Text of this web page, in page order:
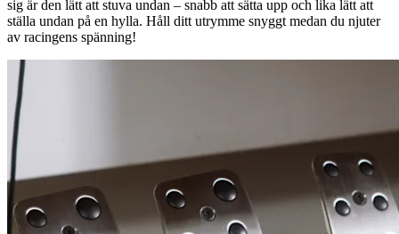
sig är den lätt att stuva undan – snabb att sätta upp och lika lätt att
ställa undan på en hylla. Håll ditt utrymme snyggt medan du njuter
av racingens spänning!